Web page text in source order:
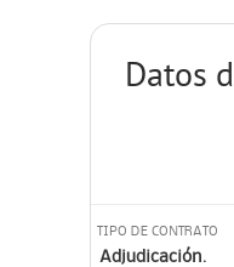
Datos
TIPO DE CONTRATO
Adjudicación.